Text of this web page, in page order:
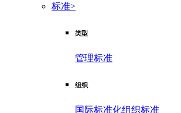
标准>
类型
管理标准
组织
国际标准化组织标准